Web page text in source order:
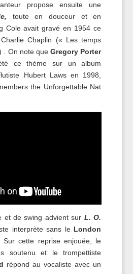
propose ensuite une
toute en douceur et en
Cole avait gravé en 1954 ce
Chaplin (« Les temps
. On note queGregory Porter
ce thème sur un album
Hubert Laws en 1998,
the Unforgettable Nat
et de swing advient sur L. O.
interprète sans le London
Sur cette reprise enjouée, le
soutenu et le trompettiste
répond au vocaliste avec un